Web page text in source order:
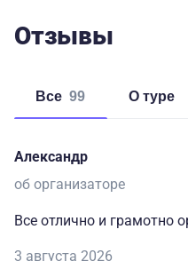
Отзывы
Все 99 о туре
Александр
об организаторе
Все отлично и грамотно
3 августа 2026